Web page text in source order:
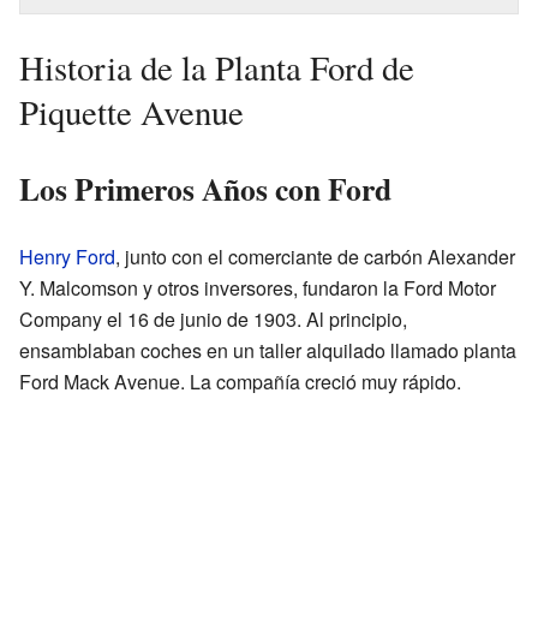
Historia de la Planta Ford de
Piquette Avenue
Los Primeros Años con Ford
Henry Ford, junto con el comerciante de carbón Alexander
Y. Malcomson y otros inversores, fundaron la Ford Motor
Company el 16 de junio de 1903. Al principio,
ensamblaban coches en un taller alquilado llamado planta
Ford Mack Avenue. La compañía creció muy rápido.